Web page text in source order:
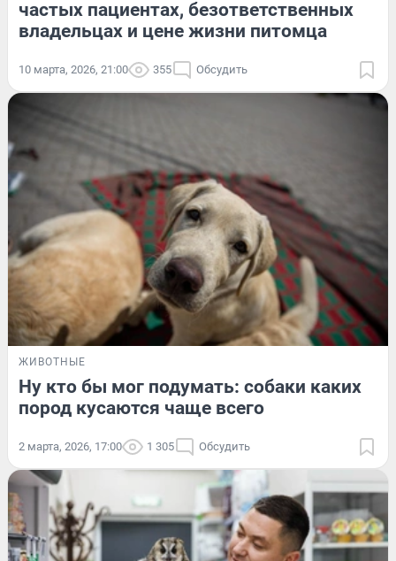
частых пациентах, безответственных
владельцах и цене жизни питомца
10 марта, 2026, 21:00 355 Обсудить
ЖИВОТНЫЕ
Ну кто бы мог подумать: собаки каких
пород кусаются чаще всего
2 марта, 2026, 17:00 1 305 Обсудить